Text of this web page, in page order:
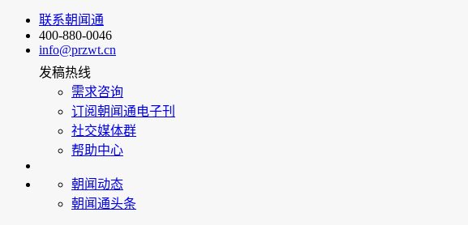
联系朝闻通
400-880-0046
info@przwt.cn
发稿热线
需求咨询
订阅朝闻通电子刊
社交媒体群
帮助中心
朝闻动态
朝闻通头条